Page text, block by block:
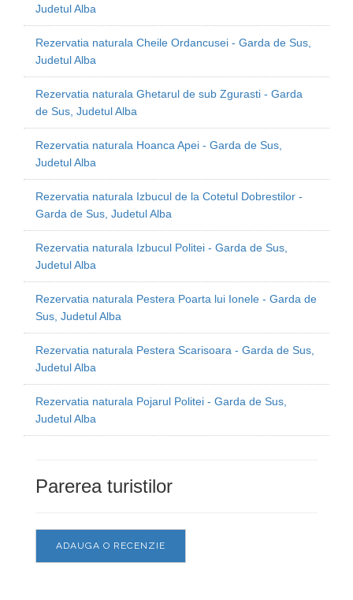
Judetul Alba
Rezervatia naturala Cheile Ordancusei - Garda de Sus,
Judetul Alba
Rezervatia naturala Ghetarul de sub Zgurasti - Garda
de Sus, Judetul Alba
Rezervatia naturala Hoanca Apei - Garda de Sus,
Judetul Alba
Rezervatia naturala Izbucul de la Cotetul Dobrestilor -
Garda de Sus, Judetul Alba
Rezervatia naturala Izbucul Politei - Garda de Sus,
Judetul Alba
Rezervatia naturala Pestera Poarta lui Ionele - Garda de
Sus, Judetul Alba
Rezervatia naturala Pestera Scarisoara - Garda de Sus,
Judetul Alba
Rezervatia naturala Pojarul Politei - Garda de Sus,
Judetul Alba
Parerea turistilor
ADAUGA O RECENZIE